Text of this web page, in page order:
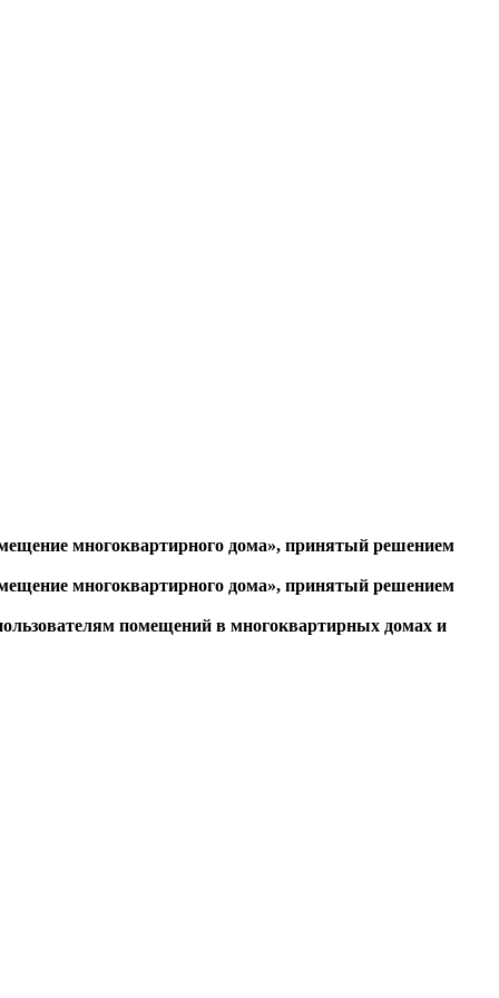
многоквартирного дома», принятый решением
многоквартирного дома», принятый решением
помещений в многоквартирных домах и